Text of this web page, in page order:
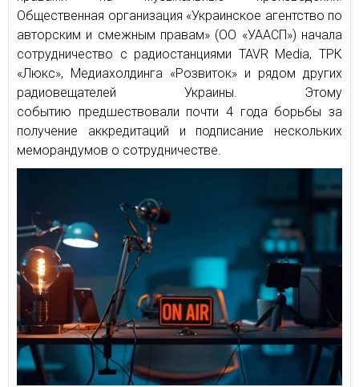
Общественная организация «Украинское агентство по
авторским и смежным правам» (ОО «УААСП») начала
сотрудничество с радиостанциями TAVR Mediа, ТРК
«Люкс», Медиахолдинга «Розвиток» и рядом других
радиовещателей Украины. Этому
событию предшествовали почти 4 года борьбы за
получение аккредитаций и подписание нескольких
меморандумов о сотрудничестве.